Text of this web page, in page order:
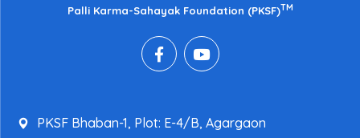
Palli Karma-Sahayak Foundation (PKSF)TM
PKSF Bhaban-1, Plot: E-4/B, Agargaon